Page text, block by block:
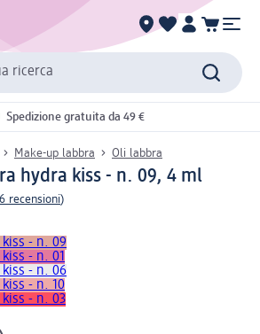
ricerca
Spedizione gratuita da 49 €
Make-up labbra Oli labbra
hydra kiss - n. 09, 4 ml
recensioni)
- n. 09
- n. 01
- n. 06
- n. 10
- n. 03